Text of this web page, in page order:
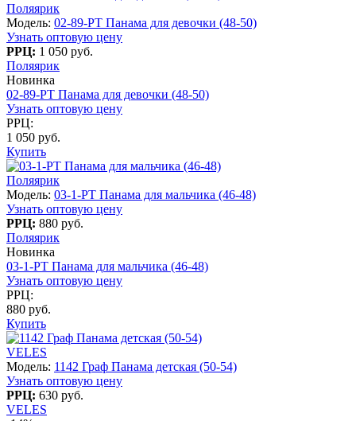
Поляярик
Модель: 02-89-PT Панама для девочки (48-50)
Узнать оптовую цену
РРЦ: 1 050 руб.
Поляярик
Новинка
02-89-PT Панама для девочки (48-50)
Узнать оптовую цену
РРЦ:
1 050 руб.
Купить
Поляярик
Модель: 03-1-PT Панама для мальчика (46-48)
Узнать оптовую цену
РРЦ: 880 руб.
Поляярик
Новинка
03-1-PT Панама для мальчика (46-48)
Узнать оптовую цену
РРЦ:
880 руб.
Купить
VELES
Модель: 1142 Граф Панама детская (50-54)
Узнать оптовую цену
РРЦ: 630 руб.
VELES